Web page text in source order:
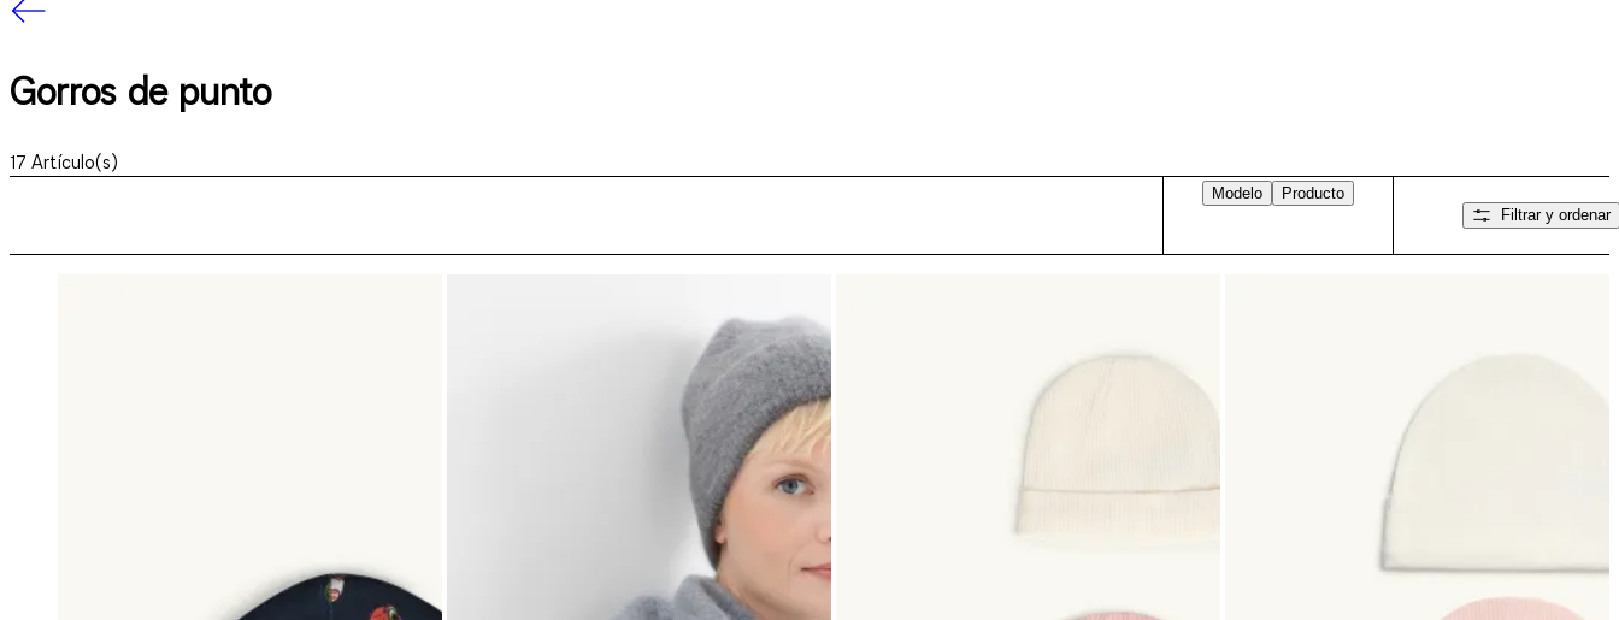
Gorros de punto
17 Artículo(s)
Modelo
Producto
Filtrar y ordenar